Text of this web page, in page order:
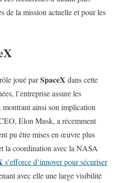
de la mission actuelle et pour les
joué parSpaceX dans cette
l’entreprise assure les
montrant ainsi son implication
Elon Musk, a récemment
pu être mises en œuvre plus
la coordination avec la NASA
s’efforce d’innover pour sécuriser
avec elle une large visibilité